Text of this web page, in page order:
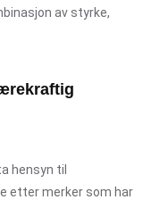
av styrke,
hensyn til
etter merker som har